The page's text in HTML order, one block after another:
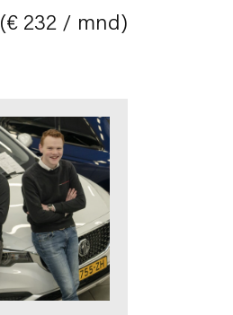
(€ 232 / mnd)